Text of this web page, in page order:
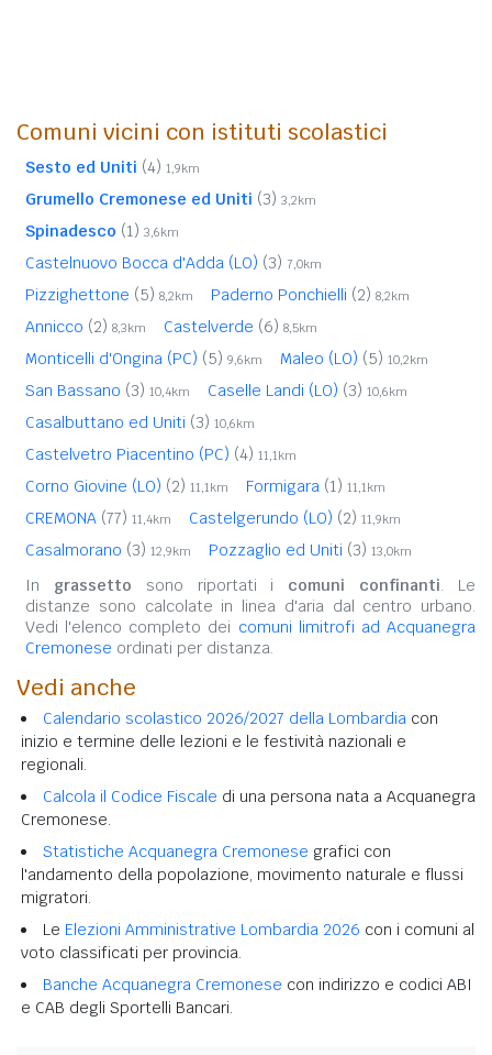
Comuni vicini con istituti scolastici
Sesto ed Uniti (4) 1,9km
Grumello Cremonese ed Uniti (3) 3,2km
Spinadesco (1) 3,6km
Castelnuovo Bocca d'Adda (LO) (3) 7,0km
Pizzighettone (5) 8,2km Paderno Ponchielli (2) 8,2km
Annicco (2) 8,3km Castelverde (6) 8,5km
Monticelli d'Ongina (PC) (5) 9,6km Maleo (LO) (5) 10,2km
San Bassano (3) 10,4km Caselle Landi (LO) (3) 10,6km
Casalbuttano ed Uniti (3) 10,6km
Castelvetro Piacentino (PC) (4) 11,1km
Corno Giovine (LO) (2) 11,1km Formigara (1) 11,1km
CREMONA (77) 11,4km Castelgerundo (LO) (2) 11,9km
Casalmorano (3) 12,9km Pozzaglio ed Uniti (3) 13,0km
In grassetto sono riportati i comuni confinanti. Le
distanze sono calcolate in linea d'aria dal centro urbano.
Vedi l'elenco completo dei comuni limitrofi ad Acquanegra
Cremonese ordinati per distanza.
Vedi anche
Calendario scolastico 2026/2027 della Lombardia con
inizio e termine delle lezioni e le festività nazionali e
regionali.
Calcola il Codice Fiscale di una persona nata a Acquanegra
Cremonese.
Statistiche Acquanegra Cremonese grafici con
l'andamento della popolazione, movimento naturale e flussi
migratori.
Le Elezioni Amministrative Lombardia 2026 con i comuni al
voto classificati per provincia.
Banche Acquanegra Cremonese con indirizzo e codici ABI
e CAB degli Sportelli Bancari.